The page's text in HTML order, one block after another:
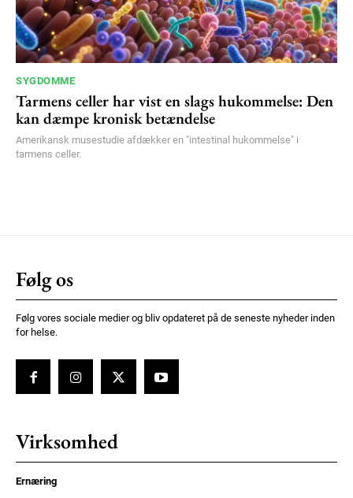
SYGDOMME
Tarmens celler har vist en slags hukommelse: Den
kan dæmpe kronisk betændelse
Amerikansk musestudie afdækker en "intestinal hukommelse" i
tarmens celler.
Følg os
Følg vores sociale medier og bliv opdateret på de seneste nyheder inden
for helse.
Virksomhed
Ernæring